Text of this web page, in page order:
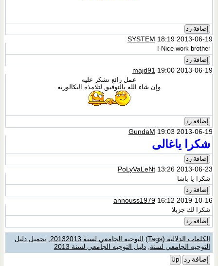
إضافة رد
SYSTEM 18:19 2013-06-19
Nice work brother !
إضافة رد
majd91 19:00 2013-06-19
عمل رائع تشكر عليه
وإن شاء الله بالتوفيق لتلامذة البكالورية
إضافة رد
GundaM 19:03 2013-06-19
شكرا ياغالى
إضافة رد
PoLyVaLeNt13:26 2013-06-23
شكرا يا باشا
إضافة رد
annouss197916:12 2019-10-16
شكرا لك جزيلا
إضافة رد
الكلمات الدلالية (Tags) :التوجيه الجامعي لسنة 20132013 ,تحميل دليل
التوجيه الجامعي لسنة ,دليل التوجيه الجامعي لسنة 2013
إضافة رد Up